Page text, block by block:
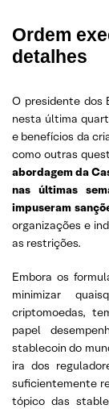
Ordem
detalhes
O presidente dos
nesta última
e benefícios da
como outras
abordagem da
nas últimas
impuseram
organizações e
as restrições.
Embora os
minimizar
criptomoedas,
papel
stablecoin do
ira dos
suficientemente
tópico das